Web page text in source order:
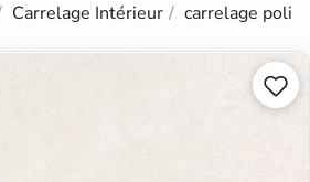
Carrelage Intérieur carrelage poli

